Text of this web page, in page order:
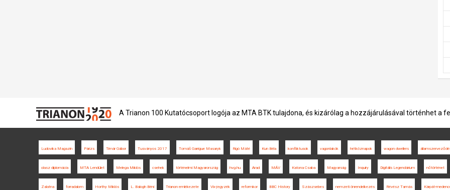
A Trianon 100 Kutatócsoport logója az MTA BTK tulajdona, és kizárólag a hozzájárulásával történhet a
Ludovika Magazin Párizs Timár Gábor Tusványos 2017 Tomáš Garrigue Masaryk Rigó Máté Kun Béla konfliktusok vagonlakók hétköznapok wagon dwellers
olasz diplomácia MTA Lendület Melega Miklós csehek történelmi Magyarország hvg.hu Arad MÁV Katona Csaba Magyarság Inquiry Digitális Legendárium nőtörténet
Zalatna forradalom Horthy Miklós L. Balogh Béni Trianon emlékezete Vix-jegyzék reformkor BBC History Szászsebes nemzeti önrendelkezés Révész Tamás Kárpát-